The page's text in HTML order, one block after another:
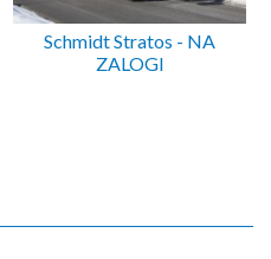
Schmidt Stratos - NA
ZALOGI